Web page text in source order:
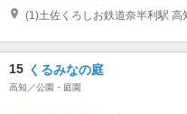
15 くるみなの庭
高知／公園・庭園